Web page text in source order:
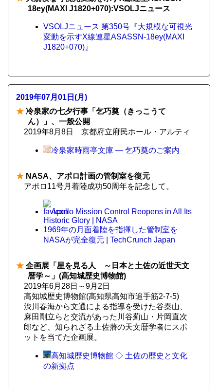
18ey(MAXI J1820+070):VSOLJニュース
VSOLJニュース 第350号『大規模な可視光
変動を示すX線連星ASASSN-18ey(MAXI
J1820+070)』
2019年07月01日(月)
★ 冷泉家の七夕行事「乞巧奠（きっこうて
ん）」、一般公開
2019年8月8日 京都府立府民ホール・アルティ
冷泉家時雨亭文庫 — 乞巧奠のご案内
★ NASA、アポロ計画の管制室を復元
アポロ11号月着陸成功50周年を記念して。
Apollo Mission Control Reopens in All Its
Historic Glory | NASA
1969年の月面着陸を指揮した管制室を
NASAが完全復元 | TechCrunch Japan
★ 企画展「星を見る人 ～日本と土佐の近世天文
暦学～」(高知城歴史博物館)
2019年6月28日～9月2日
高知城歴史博物館(高知県高知市追手筋2-7-5)
渋川春海から文通による指導を受けた谷秦山、
麻田剛立らと交流があった川谷薊山・片岡直次
郎など、知られざる土佐藩の天文暦学者にスポ
ットを当てた企画展。
高知城歴史博物館 ◇ 土佐の歴史と文化
の新拠点